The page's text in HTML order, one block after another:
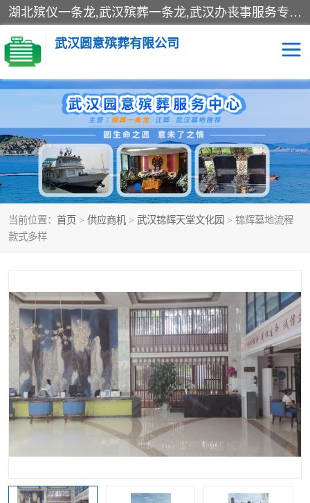
湖北殡仪一条龙,武汉殡葬一条龙,武汉办丧事服务专理红白佛事、病人临终关怀、医院或家中老人去世穿寿衣、灵车遗体接运、殡仪馆告别厅预约、办理火葬场手续、民俗丧事策划、遗体告别仪式、民俗礼仪服务、殡葬礼仪策划、陵园墓位导购、寺庙塔位择吉、往生功德策划、民俗功德策划、异地殡葬礼仪服务、异地骨灰接送返乡
武汉圆意殡葬有限公司
当前位置： 首页 > 供应商机 > 武汉锦辉天堂文化园 > 锦辉墓地流程
款式多样
殡葬一条龙服务 江葬一条龙服务
武汉锦辉天堂文化园 仙鹤湖湿地公园
长乐园陵园 万福净土陵园
武汉市阳逻九龙宫陵园 石门峰人文纪念园